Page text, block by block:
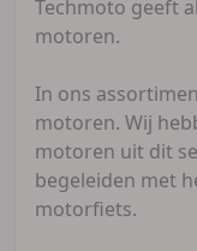
Techmoto geeft
motoren.
In ons
motoren. Wij
motoren uit dit
begeleiden met
motorfiets.